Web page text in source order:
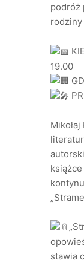
podróż
19.00
stawia